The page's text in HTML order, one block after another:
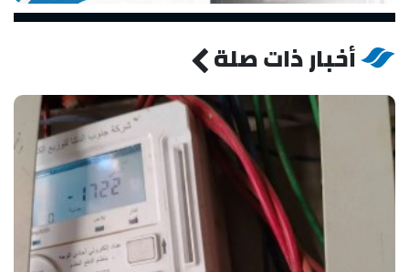
أخبار ذات صلة